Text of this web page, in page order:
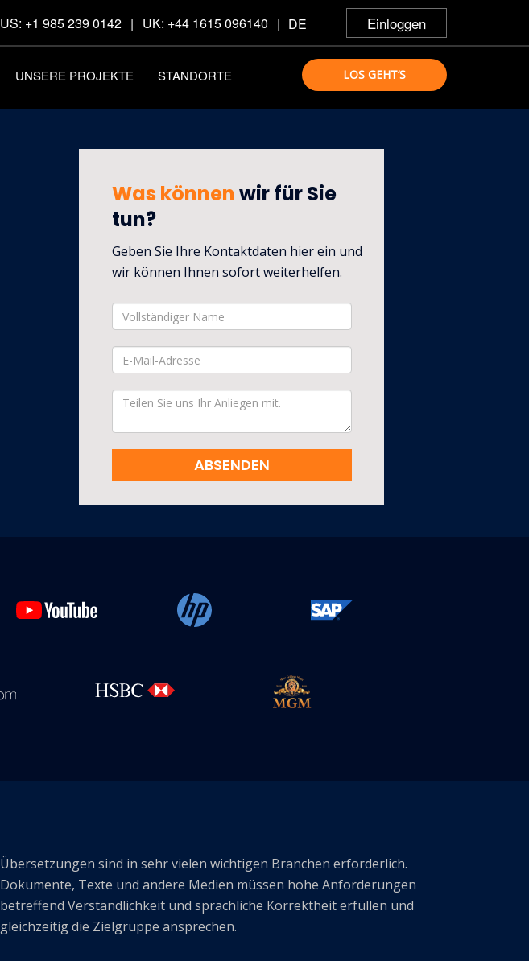
US: +1 985 239 0142 | UK: +44 1615 096140 | Einloggen
DE
UNSERE PROJEKTE STANDORTE LOS GEHT‘S
Was könnenwir für Sie
tun?
Geben Sie Ihre Kontaktdaten hier ein und
wir können Ihnen sofort weiterhelfen.
ABSENDEN
Übersetzungen sind in sehr vielen wichtigen Branchen erforderlich.
Dokumente, Texte und andere Medien müssen hohe Anforderungen
betreffend Verständlichkeit und sprachliche Korrektheit erfüllen und
gleichzeitig die Zielgruppe ansprechen.